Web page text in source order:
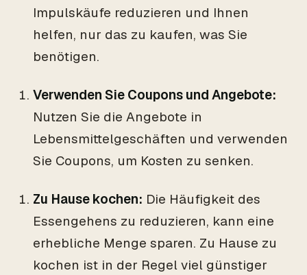
Impulskäufe reduzieren und Ihnen
helfen, nur das zu kaufen, was Sie
benötigen.
Verwenden Sie Coupons und Angebote:
Nutzen Sie die Angebote in
Lebensmittelgeschäften und verwenden
Sie Coupons, um Kosten zu senken.
Zu Hause kochen: Die Häufigkeit des
Essengehens zu reduzieren, kann eine
erhebliche Menge sparen. Zu Hause zu
kochen ist in der Regel viel günstiger